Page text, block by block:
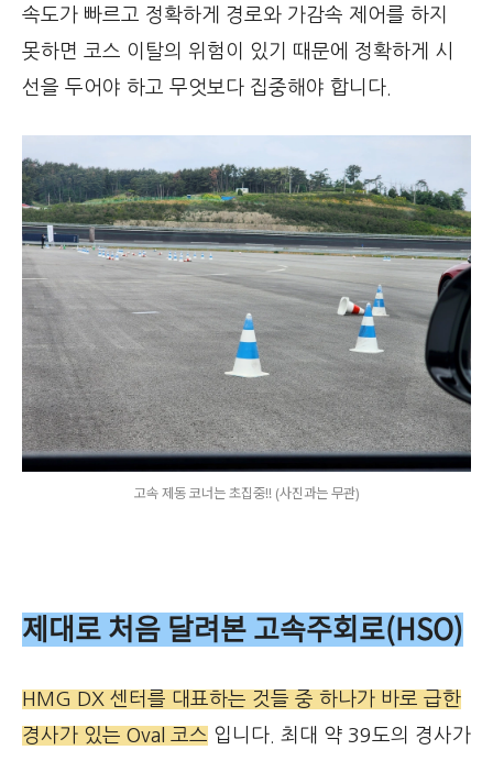
속도가 빠르고 정확하게 경로와 가감속 제어를 하지
못하면 코스 이탈의 위험이 있기 때문에 정확하게 시
선을 두어야 하고 무엇보다 집중해야 합니다.
고속 제동 코너는 초집중!! (사진과는 무관)
제대로 처음 달려본 고속주회로(HSO)
HMG DX 센터를 대표하는 것들 중 하나가 바로 급한
경사가 있는 Oval 코스 입니다. 최대 약 39도의 경사가